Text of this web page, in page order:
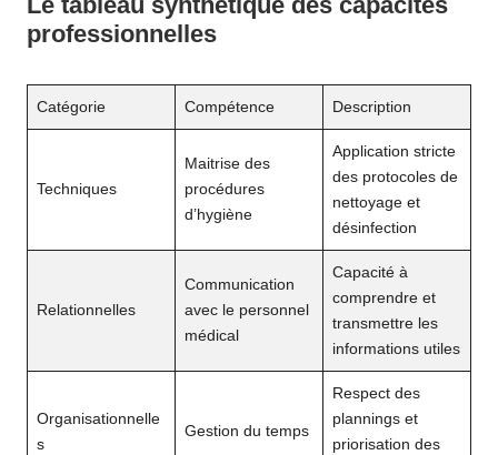
professionnelles
Catégorie Compétence Description
Techniques
Maitrise des
procédures
d’hygiène
Application stricte
des protocoles de
nettoyage et
désinfection
Relationnelles
Communication
avec le personnel
médical
Capacité à
comprendre et
transmettre les
informations utiles
Organisationnelle
s
Gestion du temps
Respect des
plannings et
priorisation des